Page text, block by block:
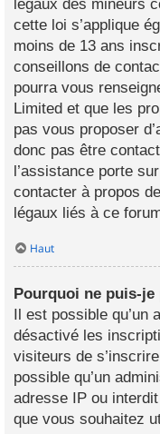
légaux des mineurs
cette loi s’applique
moins de 13 ans
conseillons de
pourra vous
Limited et que les
pas vous proposer
donc pas être
l’assistance porte
contacter à propos
légaux liés à ce
Haut
Pourquoi ne puis-je
Il est possible qu’un
désactivé les
visiteurs de
possible qu’un
adresse IP ou
que vous souhaitez